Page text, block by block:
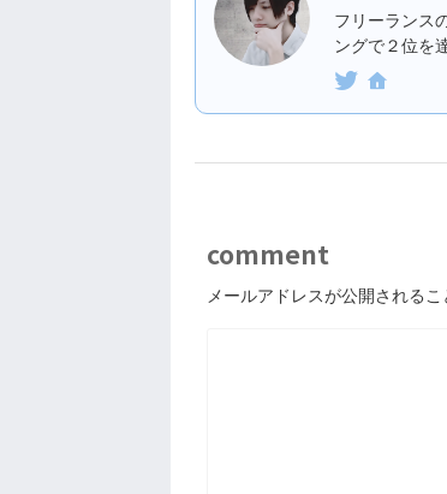
フリーランス
ングで２位を
comment
メールアドレスが公開されるこ